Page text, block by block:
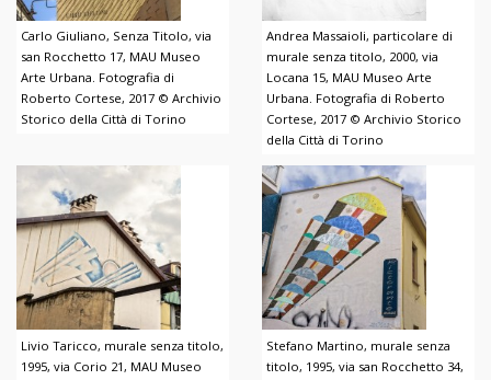
Carlo Giuliano, Senza Titolo, via
san Rocchetto 17, MAU Museo
Arte Urbana. Fotografia di
Roberto Cortese, 2017 © Archivio
Storico della Città di Torino
Andrea Massaioli, particolare di
murale senza titolo, 2000, via
Locana 15, MAU Museo Arte
Urbana. Fotografia di Roberto
Cortese, 2017 © Archivio Storico
della Città di Torino
Livio Taricco, murale senza titolo,
1995, via Corio 21, MAU Museo
Stefano Martino, murale senza
titolo, 1995, via san Rocchetto 34,